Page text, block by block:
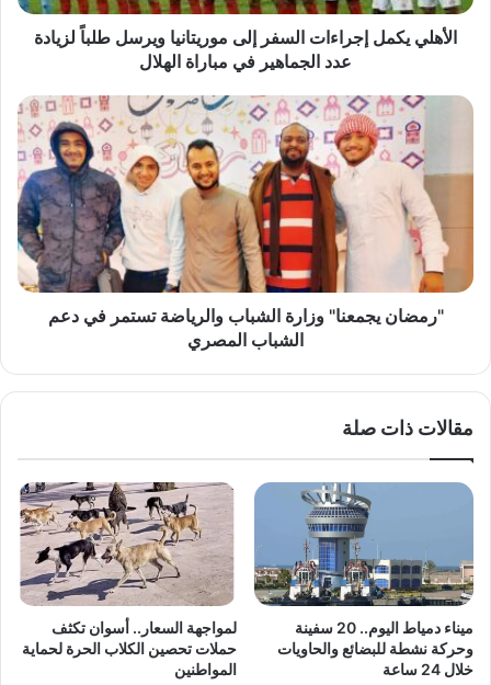
لزيادة
عدد
مباراة
الأهلي يكمل إجراءات السفر إلى موريتانيا ويرسل طلباً لزيادة
عدد الجماهير في مباراة الهلال
"رمضان
الشباب
والرياضة
تستمر
الشباب
المصري"رمضان يجمعنا" وزارة الشباب والرياضة تستمر في دعم
الشباب المصري
مقالات ذات صلة
ميناء دمياط اليوم.. 20 سفينة
وحركة نشطة للبضائع والحاويات
خلال 24 ساعة
لمواجهة السعار.. أسوان تكثف
حملات تحصين الكلاب الحرة لحماية
المواطنين